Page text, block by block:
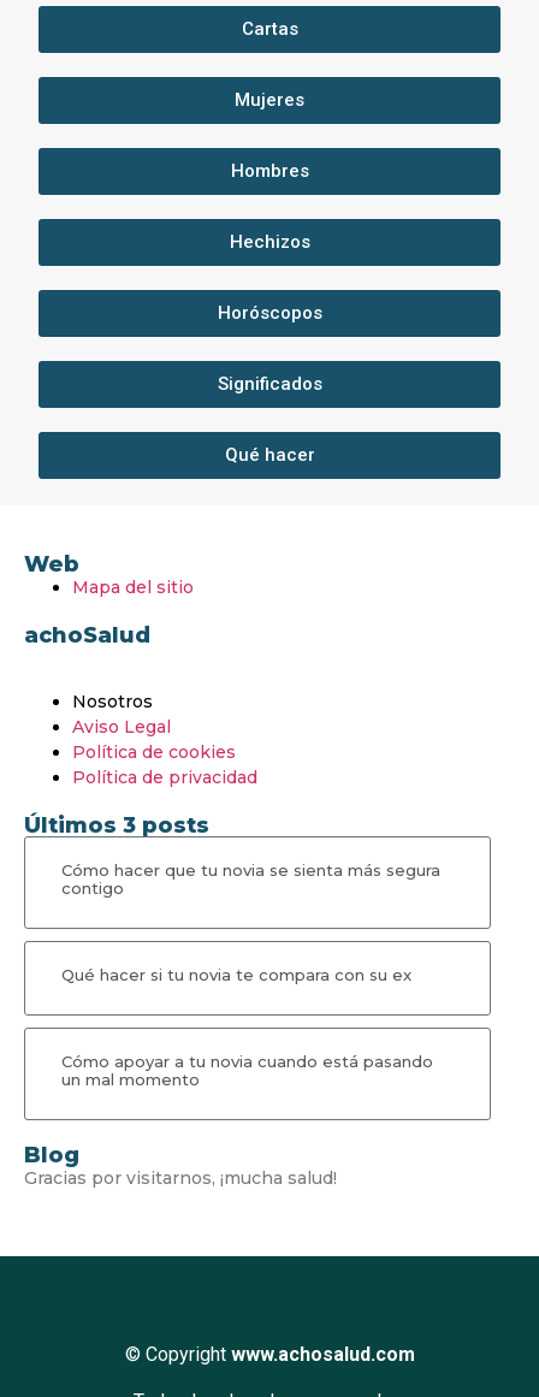
Cartas
Mujeres
Hombres
Hechizos
Horóscopos
Significados
Qué hacer
Web
Mapa del sitio
achoSalud
Nosotros
Aviso Legal
Política de cookies
Política de privacidad
Últimos 3 posts
Cómo hacer que tu novia se sienta más segura
contigo
Qué hacer si tu novia te compara con su ex
Cómo apoyar a tu novia cuando está pasando
un mal momento
Blog
Gracias por visitarnos, ¡mucha salud!
© Copyright www.achosalud.com